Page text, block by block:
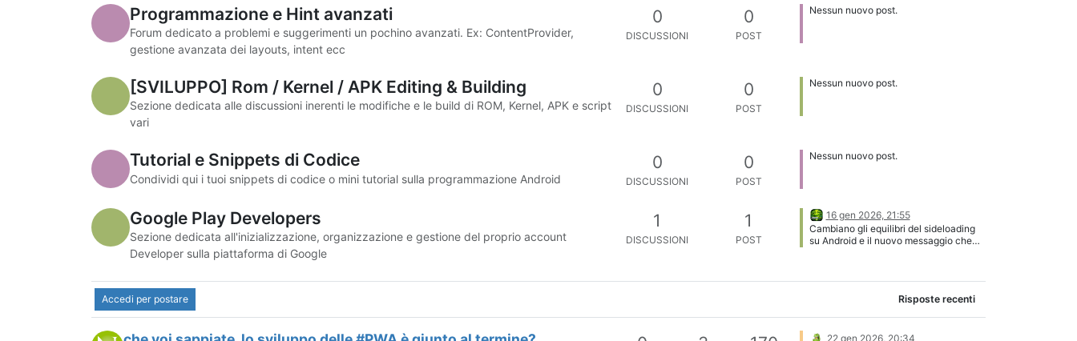
Programmazione e Hint avanzati
Forum dedicato a problemi e suggerimenti un pochino avanzati. Ex: ContentProvider,
gestione avanzata dei layouts, intent ecc
0
DISCUSSIONI
0
POST
Nessun nuovo post.
[SVILUPPO] Rom / Kernel / APK Editing & Building
Sezione dedicata alle discussioni inerenti le modifiche e le build di ROM, Kernel, APK e script
vari
0
DISCUSSIONI
0
POST
Nessun nuovo post.
Tutorial e Snippets di Codice
Condividi qui i tuoi snippets di codice o mini tutorial sulla programmazione Android
0
DISCUSSIONI
0
POST
Nessun nuovo post.
Google Play Developers
Sezione dedicata all'inizializzazione, organizzazione e gestione del proprio account
Developer sulla piattaforma di Google
1
DISCUSSIONI
1
POST
16 gen 2026, 21:55
Cambiano gli equilibri del sideloading
su Android e il nuovo messaggio che
ma rumorosa minoranza di utenti che
codice dell’ultima versione del Play
Accedi per postare Risposte recenti
22 gen 2026, 20:34